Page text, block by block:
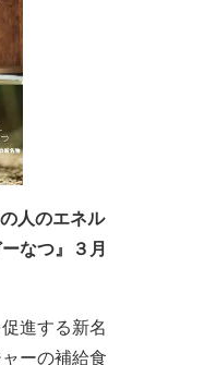
人のエネル
なつ』３月
進する新名
ーの補給食